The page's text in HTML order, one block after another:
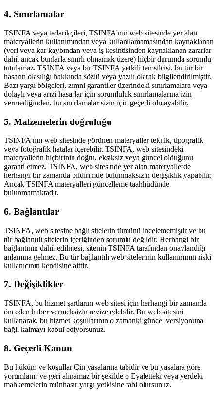
4. Sınırlamalar
TSINFA veya tedarikçileri, TSINFA'nın web sitesinde yer alan
materyallerin kullanımından veya kullanılamamasından kaynaklanan
(veri veya kar kaybından veya iş kesintisinden kaynaklanan zararlar
dahil ancak bunlarla sınırlı olmamak üzere) hiçbir durumda sorumlu
tutulamaz. TSINFA veya bir TSINFA yetkili temsilcisi, bu tür bir
hasarın olasılığı hakkında sözlü veya yazılı olarak bilgilendirilmiştir.
Bazı yargı bölgeleri, zımni garantiler üzerindeki sınırlamalara veya
dolaylı veya arızi hasarlar için sorumluluk sınırlamalarına izin
vermediğinden, bu sınırlamalar sizin için geçerli olmayabilir.
5. Malzemelerin doğruluğu
TSINFA'nın web sitesinde görünen materyaller teknik, tipografik
veya fotoğrafik hatalar içerebilir. TSINFA, web sitesindeki
materyallerin hiçbirinin doğru, eksiksiz veya güncel olduğunu
garanti etmez. TSINFA, web sitesinde yer alan materyallerde
herhangi bir zamanda bildirimde bulunmaksızın değişiklik yapabilir.
Ancak TSINFA materyalleri güncelleme taahhüdünde
bulunmamaktadır.
6. Bağlantılar
TSINFA, web sitesine bağlı sitelerin tümünü incelememiştir ve bu
tür bağlantılı sitelerin içeriğinden sorumlu değildir. Herhangi bir
bağlantının dahil edilmesi, sitenin TSINFA tarafından onaylandığı
anlamına gelmez. Bu tür bağlantılı web sitelerinin kullanımının riski
kullanıcının kendisine aittir.
7. Değişiklikler
TSINFA, bu hizmet şartlarını web sitesi için herhangi bir zamanda
önceden haber vermeksizin revize edebilir. Bu web sitesini
kullanarak, bu hizmet koşullarının o zamanki güncel versiyonuna
bağlı kalmayı kabul ediyorsunuz.
8. Geçerli Kanun
Bu hüküm ve koşullar Çin yasalarına tabidir ve bu yasalara göre
yorumlanır ve geri alınamaz bir şekilde o Eyaletteki veya yerdeki
mahkemelerin münhasır yargı yetkisine tabi olursunuz.